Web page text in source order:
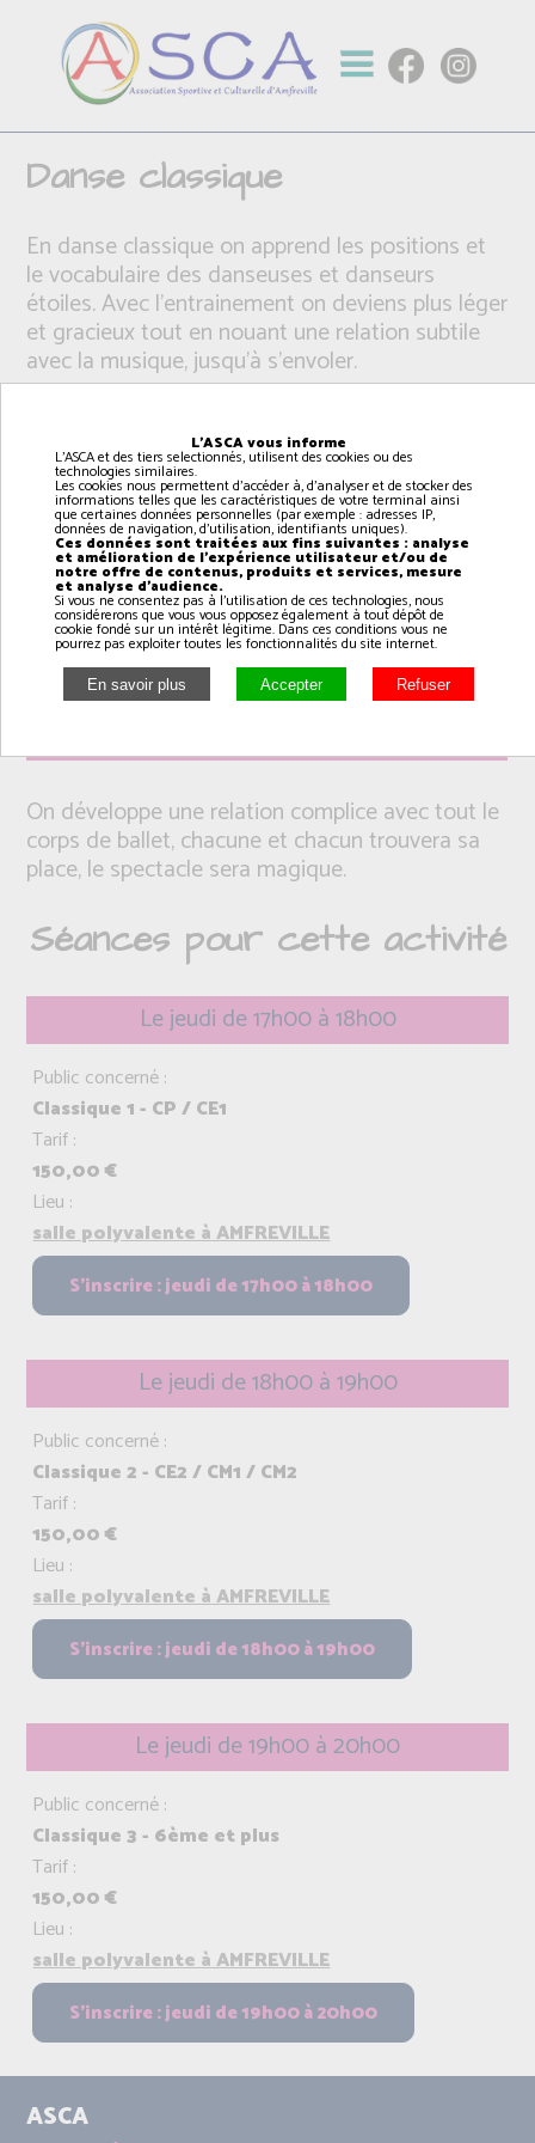
Danse classique
En danse classique on apprend les positions et
le vocabulaire des danseuses et danseurs
étoiles. Avec l'entrainement on deviens plus léger
et gracieux tout en nouant une relation subtile
avec la musique, jusqu'à s'envoler.
On développe une relation complice avec tout le
corps de ballet, chacune et chacun trouvera sa
place, le spectacle sera magique.
Séances pour cette activité
Le jeudi de 17h00 à 18h00
Public concerné :
Classique 1 - CP / CE1
Tarif :
150,00 €
Lieu :
salle polyvalente à AMFREVILLE
Le jeudi de 18h00 à 19h00
Public concerné :
Classique 2 - CE2 / CM1 / CM2
Tarif :
150,00 €
Lieu :
salle polyvalente à AMFREVILLE
Le jeudi de 19h00 à 20h00
Public concerné :
Classique 3 - 6ème et plus
Tarif :
150,00 €
Lieu :
salle polyvalente à AMFREVILLE
ASCA
L'ASCA vous informe
L'ASCA et des tiers selectionnés, utilisent des cookies ou des
technologies similaires.
Les cookies nous permettent d'accéder à, d'analyser et de stocker des
informations telles que les caractéristiques de votre terminal ainsi
que certaines données personnelles (par exemple : adresses IP,
données de navigation, d'utilisation, identifiants uniques).
Ces données sont traitées aux fins suivantes : analyse
et amélioration de l'expérience utilisateur et/ou de
notre offre de contenus, produits et services, mesure
et analyse d'audience.
Si vous ne consentez pas à l'utilisation de ces technologies, nous
considérerons que vous vous opposez également à tout dépôt de
cookie fondé sur un intérêt légitime. Dans ces conditions vous ne
pourrez pas exploiter toutes les fonctionnalités du site internet.